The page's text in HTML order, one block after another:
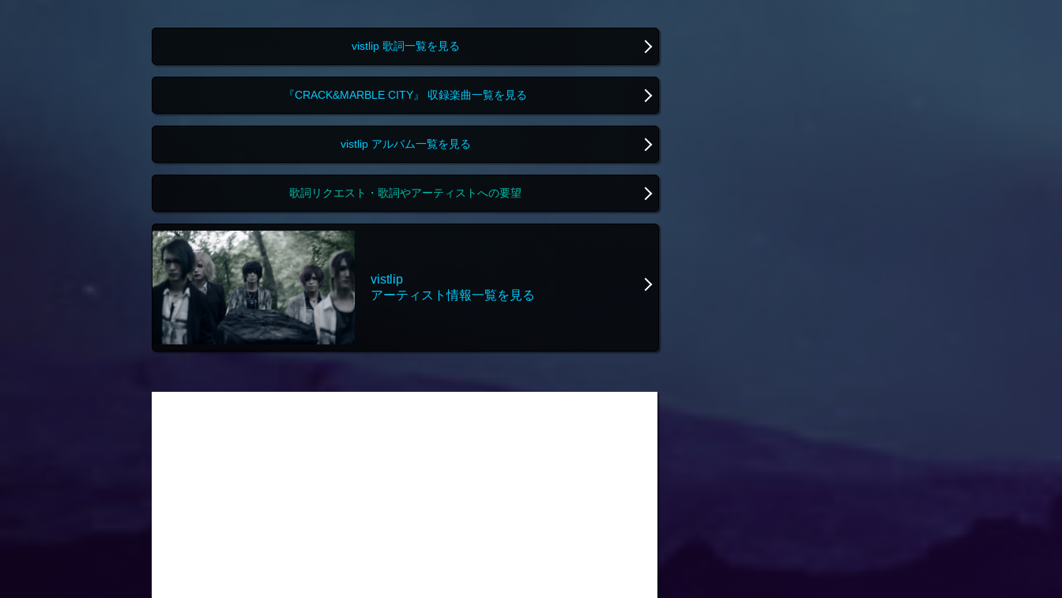
vistlip 歌詞一覧を見る
『CRACK&MARBLE CITY』 収録楽曲一覧を見る
vistlip アルバム一覧を見る
歌詞リクエスト・歌詞やアーティストへの要望
vistlip
アーティスト情報一覧を見る